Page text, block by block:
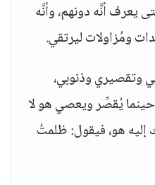
يعرف أنَّه دونهم، وأنَّه
ومُزاولات ليرتقي.
وتقصيري وذنوبي،
حينما يُقصِّر ويعصي هو لا
إليه هو، فيقول: ظلمتُ